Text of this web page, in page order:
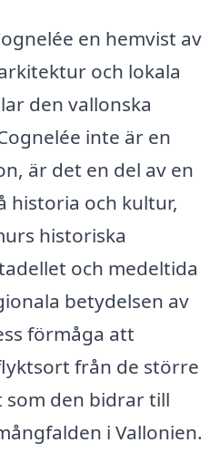
en hemvist av
och lokala
den vallonska
inte är en
är det en del av en
historia och kultur,
historiska
och medeltida
betydelsen av
förmåga att
från de större
den bidrar till
i Vallonien.